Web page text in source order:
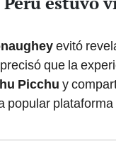
evitó
que la
Picchu y
popular